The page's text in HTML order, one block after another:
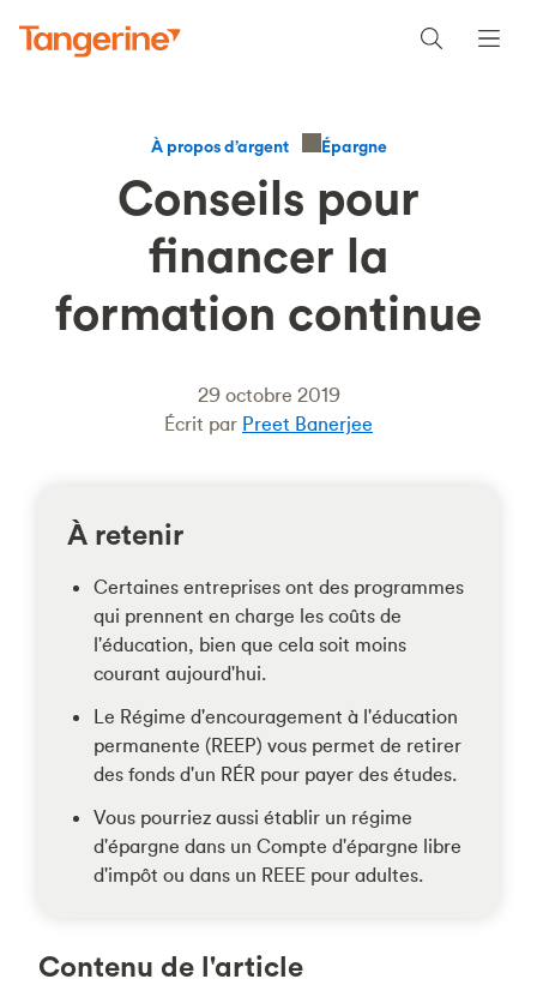
À propos d’argent Épargne
Conseils pour
financer la
formation continue
29 octobre 2019
Écrit par Preet Banerjee
À retenir
Certaines entreprises ont des programmes
qui prennent en charge les coûts de
l'éducation, bien que cela soit moins
courant aujourd'hui.
Le Régime d'encouragement à l'éducation
permanente (REEP) vous permet de retirer
des fonds d'un RÉR pour payer des études.
Vous pourriez aussi établir un régime
d'épargne dans un Compte d'épargne libre
d'impôt ou dans un REEE pour adultes.
Contenu de l'article